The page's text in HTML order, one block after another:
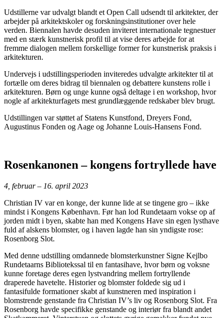
Udstillerne var udvalgt blandt et Open Call udsendt til arkitekter, der
arbejder på arkitektskoler og forskningsinstitutioner over hele
verden. Biennalen havde desuden inviteret internationale tegnestuer
med en stærk kunstnerisk profil til at vise deres arbejde for at
fremme dialogen mellem forskellige former for kunstnerisk praksis i
arkitekturen.
Undervejs i udstillingsperioden inviteredes udvalgte arkitekter til at
fortælle om deres bidrag til biennalen og debattere kunstens rolle i
arkitekturen. Børn og unge kunne også deltage i en workshop, hvor
nogle af arkitekturfagets mest grundlæggende redskaber blev brugt.
Udstillingen var støttet af Statens Kunstfond, Dreyers Fond,
Augustinus Fonden og Aage og Johanne Louis-Hansens Fond.
Rosenkanonen – kongens fortryllede have
4, februar – 16. april 2023
Christian IV var en konge, der kunne lide at se tingene gro – ikke
mindst i Kongens København. Før han lod Rundetaarn vokse op af
jorden midt i byen, skabte han med Kongens Have sin egen lysthave
fuld af alskens blomster, og i haven lagde han sin yndigste rose:
Rosenborg Slot.
Med denne udstilling omdannede blomsterkunstner Signe Kejlbo
Rundetaarns Bibliotekssal til en fantasihave, hvor børn og voksne
kunne foretage deres egen lystvandring mellem fortryllende
draperede havetelte. Historier og blomster foldede sig ud i
fantasifulde formationer skabt af kunstneren med inspiration i
blomstrende genstande fra Christian IV’s liv og Rosenborg Slot. Fra
Rosenborg havde specifikke genstande og interiør fra blandt andet